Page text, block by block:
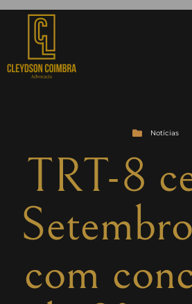
Notícias
TRT-8
com